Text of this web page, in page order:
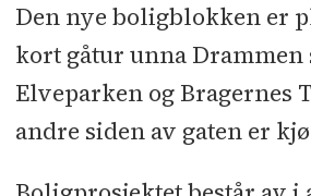
Rådgivere:RIB: Stener
RIBr: Fast Engineeringl
Norconsultl RIG, RIM:
Underentreprenører
leverandører:Råbygg:
Den nye boligblokken er
kort gåtur unna Drammen
Elveparken og Bragernes
andre siden av gaten er